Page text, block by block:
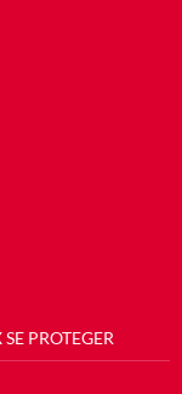
PROTEGER